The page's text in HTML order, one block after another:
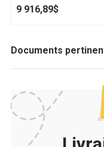
9 916,89$
Documents